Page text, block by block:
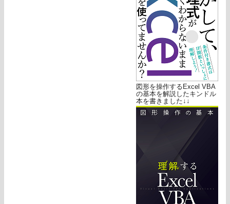
図形を操作するExcel VBA
の基本を解説したキンドル
本を書きました↓↓